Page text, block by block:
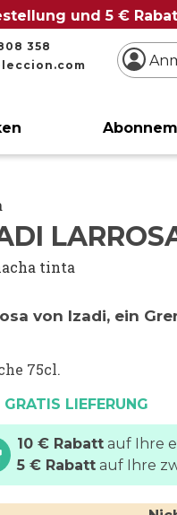
und 5 €
358
tinta
von Izadi, ein
75cl.
GRATIS LIEFERUNG
10 € Rabatt auf Ihre
5 € Rabatt auf Ihre